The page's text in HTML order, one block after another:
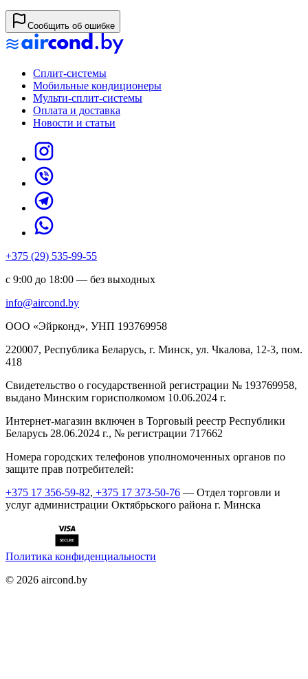
Сообщить об ошибке
Сплит-системы
Мобильные кондиционеры
Мульти-сплит-системы
Оплата и доставка
Новости и статьи
+375 (29) 535-99-55
с 9:00 до 18:00 — без выходных
info@aircond.by
ООО «Эйрконд», УНП 193769958
220007, Республика Беларусь, г. Минск, ул. Чкалова, 12-3, пом.
418
Cвидетельство о государственной регистрации № 193769958,
выдано Минским горисполкомом 10.06.2024 г.
Интернет-магазин включен в Торговый реестр Республики
Беларусь 28.06.2024 г., № регистрации 717662
Номера городских телефонов уполномоченных органов по
защите прав потребителей:
+375 17 356-59-82, +375 17 373-50-76 — Отдел торговли и
услуг администрации Октябрьского района г. Минска
Политика конфиденциальности
© 2026 aircond.by